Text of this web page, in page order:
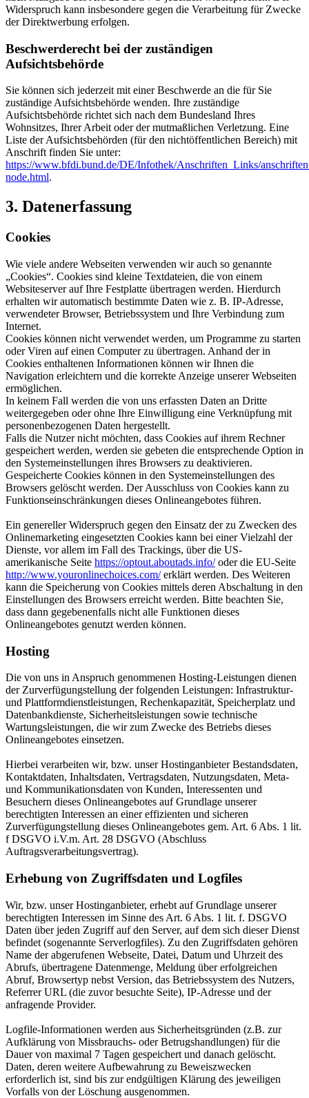
Widerspruch kann insbesondere gegen die Verarbeitung für Zwecke
der Direktwerbung erfolgen.
Beschwerderecht bei der zuständigen
Aufsichtsbehörde
Sie können sich jederzeit mit einer Beschwerde an die für Sie
zuständige Aufsichtsbehörde wenden. Ihre zuständige
Aufsichtsbehörde richtet sich nach dem Bundesland Ihres
Wohnsitzes, Ihrer Arbeit oder der mutmaßlichen Verletzung. Eine
Liste der Aufsichtsbehörden (für den nichtöffentlichen Bereich) mit
Anschrift finden Sie unter:
https://www.bfdi.bund.de/DE/Infothek/Anschriften_Links/
node.html.
3. Datenerfassung
Cookies
Wie viele andere Webseiten verwenden wir auch so genannte
„Cookies“. Cookies sind kleine Textdateien, die von einem
Websiteserver auf Ihre Festplatte übertragen werden. Hierdurch
erhalten wir automatisch bestimmte Daten wie z. B. IP-Adresse,
verwendeter Browser, Betriebssystem und Ihre Verbindung zum
Internet.
Cookies können nicht verwendet werden, um Programme zu starten
oder Viren auf einen Computer zu übertragen. Anhand der in
Cookies enthaltenen Informationen können wir Ihnen die
Navigation erleichtern und die korrekte Anzeige unserer Webseiten
ermöglichen.
In keinem Fall werden die von uns erfassten Daten an Dritte
weitergegeben oder ohne Ihre Einwilligung eine Verknüpfung mit
personenbezogenen Daten hergestellt.
Falls die Nutzer nicht möchten, dass Cookies auf ihrem Rechner
gespeichert werden, werden sie gebeten die entsprechende Option in
den Systemeinstellungen ihres Browsers zu deaktivieren.
Gespeicherte Cookies können in den Systemeinstellungen des
Browsers gelöscht werden. Der Ausschluss von Cookies kann zu
Funktionseinschränkungen dieses Onlineangebotes führen.
Ein genereller Widerspruch gegen den Einsatz der zu Zwecken des
Onlinemarketing eingesetzten Cookies kann bei einer Vielzahl der
Dienste, vor allem im Fall des Trackings, über die US-
amerikanische Seite https://optout.aboutads.info/oder die EU-Seite
http://www.youronlinechoices.com/erklärt werden. Des Weiteren
kann die Speicherung von Cookies mittels deren Abschaltung in den
Einstellungen des Browsers erreicht werden. Bitte beachten Sie,
dass dann gegebenenfalls nicht alle Funktionen dieses
Onlineangebotes genutzt werden können.
Hosting
Die von uns in Anspruch genommenen Hosting-Leistungen dienen
der Zurverfügungstellung der folgenden Leistungen: Infrastruktur-
und Plattformdienstleistungen, Rechenkapazität, Speicherplatz und
Datenbankdienste, Sicherheitsleistungen sowie technische
Wartungsleistungen, die wir zum Zwecke des Betriebs dieses
Onlineangebotes einsetzen.
Hierbei verarbeiten wir, bzw. unser Hostinganbieter Bestandsdaten,
Kontaktdaten, Inhaltsdaten, Vertragsdaten, Nutzungsdaten, Meta-
und Kommunikationsdaten von Kunden, Interessenten und
Besuchern dieses Onlineangebotes auf Grundlage unserer
berechtigten Interessen an einer effizienten und sicheren
Zurverfügungstellung dieses Onlineangebotes gem. Art. 6 Abs. 1 lit.
f DSGVO i.V.m. Art. 28 DSGVO (Abschluss
Auftragsverarbeitungsvertrag).
Erhebung von Zugriffsdaten und Logfiles
Wir, bzw. unser Hostinganbieter, erhebt auf Grundlage unserer
berechtigten Interessen im Sinne des Art. 6 Abs. 1 lit. f. DSGVO
Daten über jeden Zugriff auf den Server, auf dem sich dieser Dienst
befindet (sogenannte Serverlogfiles). Zu den Zugriffsdaten gehören
Name der abgerufenen Webseite, Datei, Datum und Uhrzeit des
Abrufs, übertragene Datenmenge, Meldung über erfolgreichen
Abruf, Browsertyp nebst Version, das Betriebssystem des Nutzers,
Referrer URL (die zuvor besuchte Seite), IP-Adresse und der
anfragende Provider.
Logfile-Informationen werden aus Sicherheitsgründen (z.B. zur
Aufklärung von Missbrauchs- oder Betrugshandlungen) für die
Dauer von maximal 7 Tagen gespeichert und danach gelöscht.
Daten, deren weitere Aufbewahrung zu Beweiszwecken
erforderlich ist, sind bis zur endgültigen Klärung des jeweiligen
Vorfalls von der Löschung ausgenommen.